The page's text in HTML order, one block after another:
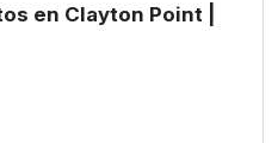
en Clayton Point |